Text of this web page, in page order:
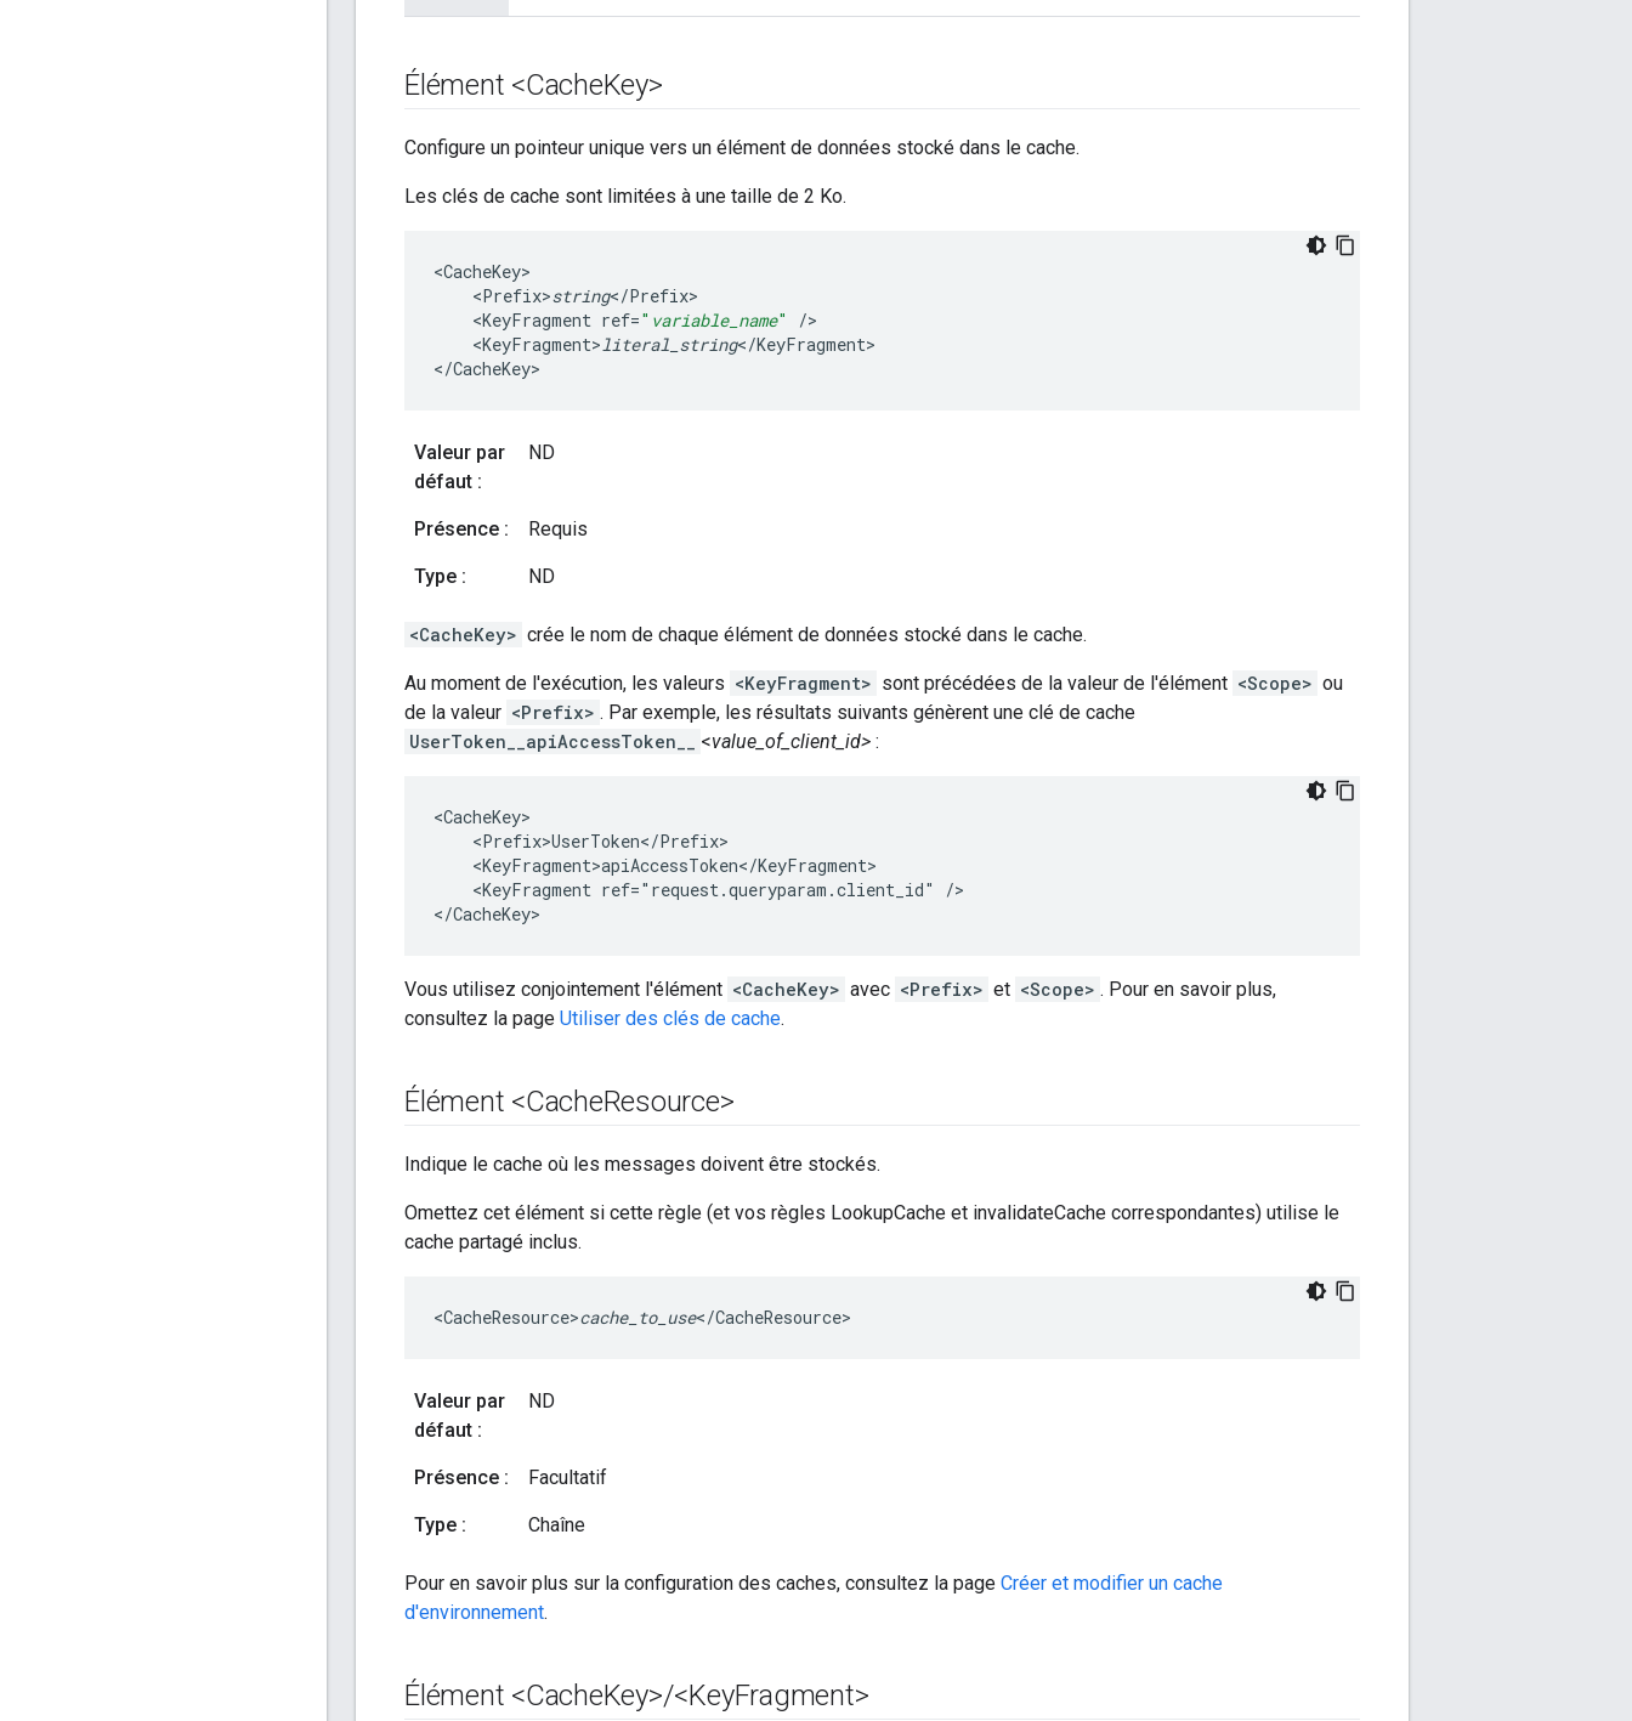
Élément <CacheKey>
Configure un pointeur unique vers un élément de données stocké dans le cache.
Les clés de cache sont limitées à une taille de 2 Ko.
<CacheKey
<Prefix>string</Prefix
<KeyFragment ref=" variable_name" /
<KeyFragment>literal_string</KeyFragment>
</CacheKey>
Valeur par
défaut :
ND
Présence : Requis
Type : ND
<CacheKey> crée le nom de chaque élément de données stocké dans le cache.
Au moment de l'exécution, les valeurs <KeyFragment> sont précédées de la valeur de l'élément <Scope> ou
de la valeur <Prefix> . Par exemple, les résultats suivants génèrent une clé de cache
UserToken__apiAccessToken__
<value_of_client_id> :
<CacheKey>
    <Prefix>UserToken</Prefix>
    <KeyFragment>apiAccessToken</KeyFragment>
    <KeyFragment ref="request.queryparam.client_id" />
</CacheKey>
Vous utilisez conjointement l'élément <CacheKey> avec <Prefix> et <Scope> . Pour en savoir plus,
consultez la page Utiliser des clés de cache.
Élément <CacheResource>
Indique le cache où les messages doivent être stockés.
Omettez cet élément si cette règle (et vos règles LookupCache et invalidateCache correspondantes) utilise le
cache partagé inclus.
<CacheResource>cache_to_use</CacheResource>
Valeur par
défaut :
ND
Présence : Facultatif
Type : Chaîne
Pour en savoir plus sur la configuration des caches, consultez la page Créer et modifier un cache
d'environnement.
Élément <CacheKey>/<KeyFragment>